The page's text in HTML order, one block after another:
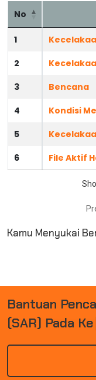
No
1
2
3
Bencana
4
Kondisi
5
6
File Aktif
Kamu Menyukai
BANTUAN PENCA
(SAR) PADA KE